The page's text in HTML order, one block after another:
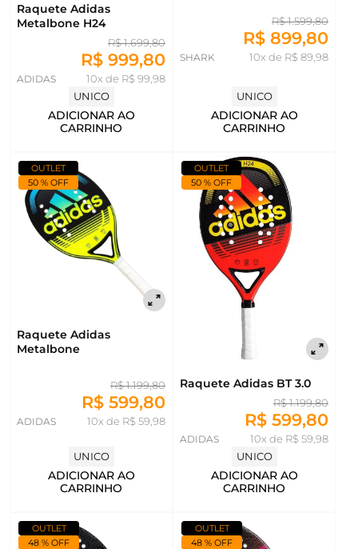
Raquete Adidas
Metalbone H24
R$ 1.699,80
R$ 999,80
10x de R$ 99,98
ADIDAS
UNICO
ADICIONAR AO
CARRINHO
R$ 1.599,80
R$ 899,80
10x de R$ 89,98
SHARK
UNICO
ADICIONAR AO
CARRINHO
OUTLET
50 % OFF
Raquete Adidas
Metalbone
R$ 1.199,80
R$ 599,80
10x de R$ 59,98
ADIDAS
UNICO
ADICIONAR AO
CARRINHO
OUTLET
50 % OFF
Raquete Adidas BT 3.0
R$ 1.199,80
R$ 599,80
10x de R$ 59,98
ADIDAS
UNICO
ADICIONAR AO
CARRINHO
OUTLET
48 % OFF
OUTLET
48 % OFF